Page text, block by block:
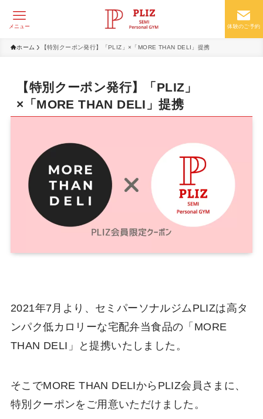
体験のご予約
メニュー
ホーム 【特別クーポン発行】「PLIZ」×「MORE THAN DELI」提携
【特別クーポン発行】「PLIZ」
×「MORE THAN DELI」提携
2021年7月より、セミパーソナルジムPLIZは高タ
ンパク低カロリーな宅配弁当食品の「MORE
THAN DELI」と提携いたしました。
そこでMORE THAN DELIからPLIZ会員さまに、
特別クーポンをご用意いただけました。